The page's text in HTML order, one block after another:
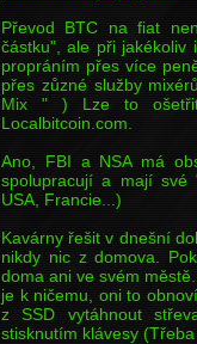
Převod BTC na fiat
částku", ale při jakékoliv
propráním přes více
přes zůzné služby
Mix " ) Lze to
Localbitcoin.com.
Ano, FBI a NSA má
spolupracují a mají své
USA, Francie...)
Kavárny řešit v dnešní
nikdy nic z domova.
doma ani ve svém
je k ničemu, oni to
z SSD vytáhnout
stisknutím klávesy